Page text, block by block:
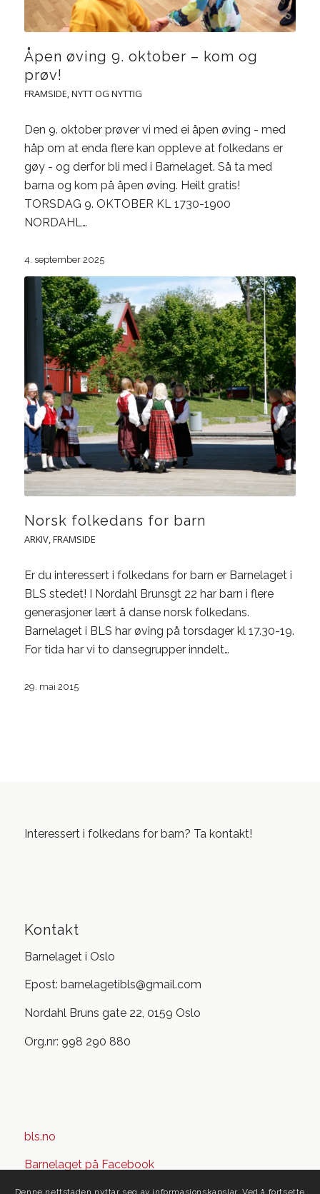
Åpen øving 9. oktober – kom og
prøv!
FRAMSIDE,NYTT OG NYTTIG
Den 9. oktober prøver vi med ei åpen øving - med
håp om at enda flere kan oppleve at folkedans er
gøy - og derfor bli med i Barnelaget. Så ta med
barna og kom på åpen øving. Heilt gratis!
TORSDAG 9. OKTOBER KL 1730-1900
NORDAHL…
4. september 2025
Norsk folkedans for barn
ARKIV,FRAMSIDE
Er du interessert i folkedans for barn er Barnelaget i
BLS stedet! I Nordahl Brunsgt 22 har barn i flere
generasjoner lært å danse norsk folkedans.
Barnelaget i BLS har øving på torsdager kl 17.30-19.
For tida har vi to dansegrupper inndelt…
29. mai 2015
Interessert i folkedans for barn? Ta kontakt!
Kontakt
Barnelaget i Oslo
Epost: barnelagetibls@gmail.com
Nordahl Bruns gate 22, 0159 Oslo
Org.nr: 998 290 880
bls.no
Barnelaget på Facebook
Denne nettstaden nyttar seg av informasjonskapslar. Ved å fortsette